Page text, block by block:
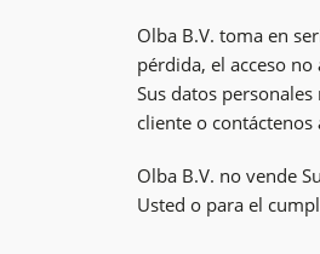
Olba B.V. toma en
pérdida, el acceso
Sus datos
cliente o contáctenos
Olba B.V. no vende
Usted o para el